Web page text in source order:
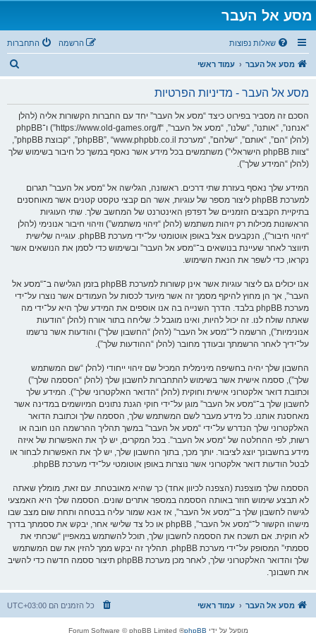
מסע אל העבר
שאלות נפוצות התחברות הרשמה
מסע אל העבר עמוד ראשי
מסע אל העבר - מדיניות הפרטיות
הסכם זה מסביר בפירוט כיצד “מסע אל העבר” יחד עם החברות הקשורות אליה (להלן
“אנחנו”, “אותנו”, “שלנו”, “מסע אל העבר”, “https://www.old-games.org/f”) ו־phpBB
(להלן “הם”, “אותם”, “שלהם”, “מערכת phpBB”, “www.phpbb.co.il”, “קבוצת phpBB”,
“צוות phpBB הישראלי”) משתמשים בכל מידע אשר נאסף במשך כל חיבור בשימוש שלך
(להלן “המידע שלך”).
המידע שלך נאסף בעזרת שתי דרכים. ראשונה, הגלישה אל “מסע אל העבר” תגרום
למערכת phpBB ליצור מספר של עוגיות, אשר הם קבצי טקסט קטנים אשר מאוחסנים
בתיקיית הקבצים הזמניים של דפדפן האינטרנט של המחשב שלך. שתי העוגיות
הראשונות מכילות רק זיהות משתמש (להלן “זיהוי משתמש”) וזיהוי חיבור אנונימי (להלן
“זיהוי חיבור”), הנקבעים אצל באופן אוטומטי על־ידי מערכת phpBB. עוגייה שלישית
תיווצר לאחר שעיינת בנושאים ב־“מסע אל העבר” ובשימוש כדי לסמן את הנושאים אשר
נקראו, כדי לשפר את הנאת השימוש.
אנו יכולים גם ליצור עוגיות אשר אינן קשורות למערכת phpBB בזמן הגלישה ב־“מסע אל
העבר”, אך הן מחוץ להיקף מסמך זה אשר מיועד לכסות על העמודים אשר נוצרו על־ידי
מערכת phpBB בלבד. הדרך השנייה בה אנו אוספים את המידע שלך היא על־ידי מה
שאתה שולח לנו. זה יכול להיות, ואינו מוגבל ל: שליחה בתור אורח (להלן “הודעות
אנונימיות”), הרשמה ל־“מסע אל העבר” (להלן “החשבון שלך”) והודעות אשר נרשמו
על־ידיך לאחר הרשמתך ובעודך מחובר (להלן “ההודעות שלך”).
החשבון שלך יהיה בחשיפה מינימלית המכיל שם זיהוי ייחודי (להלן “שם המשתמש
שלך”), ססמה אישית אשר בשימוש להתחברות לחשבון שלך (להלן “הססמה שלך”)
וכתובת דואר אלקטרוני אישית וחוקית (להלן “הדואר האלקטרוני שלך”). המידע שלך
לחשבון שלך ב־“מסע אל העבר” מוגן על־ידי חוקי הגנת נתונים המיושמים במדינה אשר
מאחסנת אותנו. כל מידע מעבר לשם המשתמש שלך, הססמה שלך וכתובת הדואר
האלקטרוני שלך הנדרש על־ידי “מסע אל העבר” במשך תהליך ההרשמה הנו חובה או
רשות, לפי ההחלטה של “מסע אל העבר”. בכל המקרים, יש לך את האפשרות של איזה
מידע בחשבונך יוצג לציבור. יותך מכך, בתוך החשבון שלך, יש לך את האפשרות לבחור או
לבטל הודעות דואר אלקטרוני אשר נוצרות באופן אוטומטי על־ידי מערכת phpBB.
הססמה שלך מוצפנת (הצפנה לכיוון אחד) כך שהיא מאובטחת. עם זאת, מומלץ שאתה
לא תבצע שימוש חוזר באותה הססמה במספר אתרים שונים. הססמה שלך היא האמצעי
לגישה לחשבון שלך ב־“מסע אל העבר”, אז אנא שמור עליה בבטחה ותחת שום מצב שבו
מישהו הקשור ל־“מסע אל העבר”, phpBB או כל צד שלישי אחר, יבקש את ססמתך בדרך
לא חוקית. אם תשכח את הססמה לחשבון שלך, תוכל להשתמש במאפיין “שכחתי את
ססמתי” המסופק על־ידי מערכת phpBB. תהליך זה יבקש ממך להזין את שם המשתמש
שלך והדואר האלקטרוני שלך, לאחר מכן מערכת phpBB תיצור ססמה חדשה כדי להשיב
את חשבונך.
מסע אל העבר עמוד ראשי כל הזמנים הם UTC+03:00
מופעל על ידי phpBB
® Forum Software © phpBB Limited